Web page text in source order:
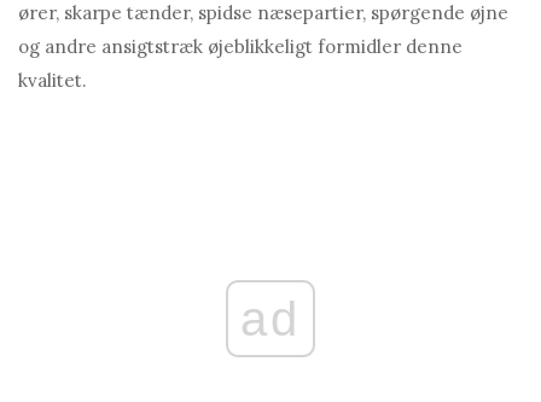
ører, skarpe tænder, spidse næsepartier, spørgende øjne
og andre ansigtstræk øjeblikkeligt formidler denne
kvalitet.
ad